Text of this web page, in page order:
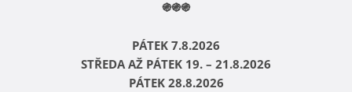
֍֍֍
PÁTEK 7.8.2026
STŘEDA AŽ PÁTEK 19. – 21.8.2026
PÁTEK 28.8.2026